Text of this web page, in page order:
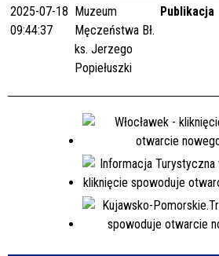
2025-07-18
09:44:37
Muzeum
Męczeństwa Bł.
ks. Jerzego
Popiełuszki
Publikacja